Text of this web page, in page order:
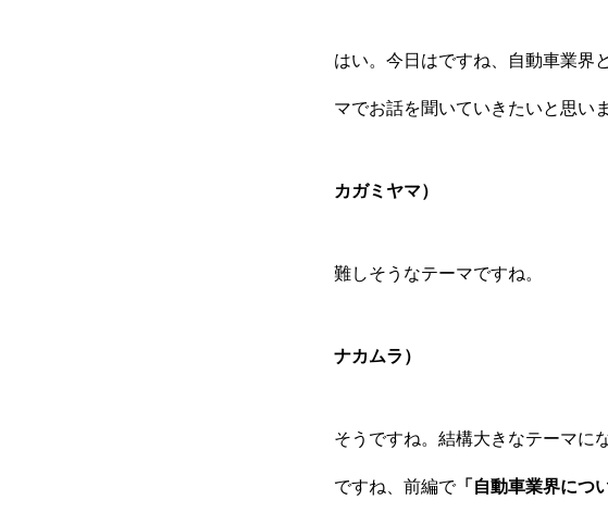
おすすめコンテンツ
はい。今日はですね、自動車業界
マでお話を聞いていきたいと思いま
カガミヤマ）
難しそうなテーマですね。
ナカムラ）
そうですね。結構大きなテーマに
ですね、前編で「自動車業界につ